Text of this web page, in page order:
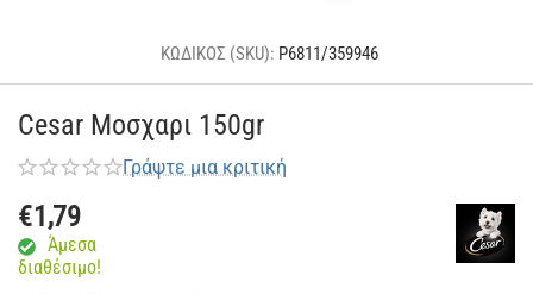
ΚΩΔΙΚΟΣ (SKU): P6811/359946
Cesar Μοσχαρι 150gr
Γράψτε μια κριτική
€1,79
Άμεσα
διαθέσιμο!